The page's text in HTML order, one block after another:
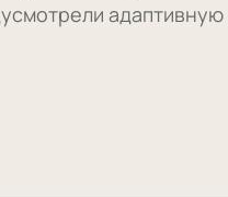
адаптивную